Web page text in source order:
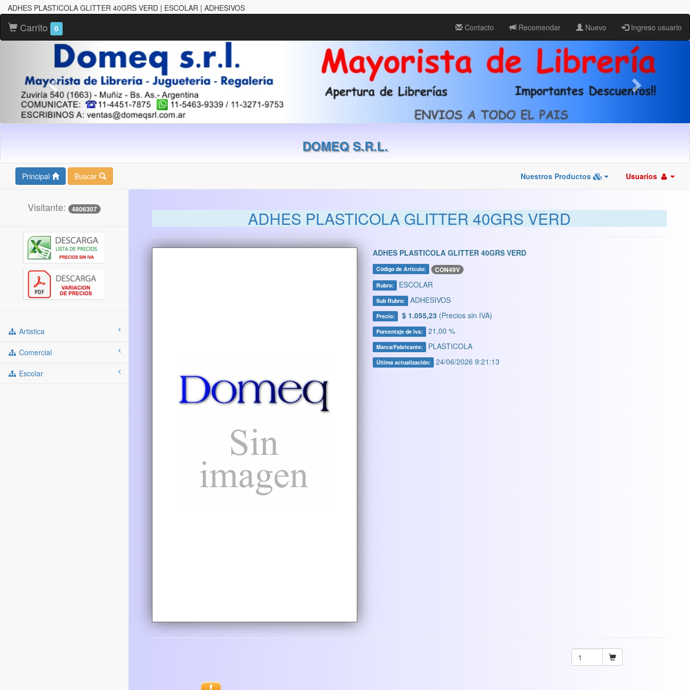
ADHES PLASTICOLA GLITTER 40GRS VERD | ESCOLAR | ADHESIVOS
Carrito 0 Contacto Recomendar Nuevo Ingreso usuario
DOMEQ S.R.L.
Principal Buscar Nuestros Productos Usuarios
Visitante: 4806307
Artistica
Comercial
Escolar
ADHES PLASTICOLA GLITTER 40GRS VERD
ADHES PLASTICOLA GLITTER 40GRS VERD
Código de Artículo: CON49V
Rubro: ESCOLAR
Sub Rubro: ADHESIVOS
Precio: $ 1.055,23 (Precios sin IVA)
Porcentaje de Iva: 21,00 %
Marca/Fabricante: PLASTICOLA
Última actualización: 24/06/2026 9:21:13